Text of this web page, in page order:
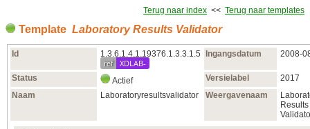
Terug naar index << Terug naar templates
Template Laboratory Results Validator
Id 1.3.6.1.4.1.19376.1.3.3.1.5
ref XDLAB-
Ingangsdatum
Status Actief Versielabel
2017
Naam
Laboratoryresultsvalidator Weergavenaam
Results